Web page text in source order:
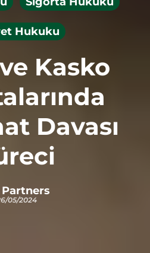
Hukuku
Kasko
Davası
Partners
05/2024